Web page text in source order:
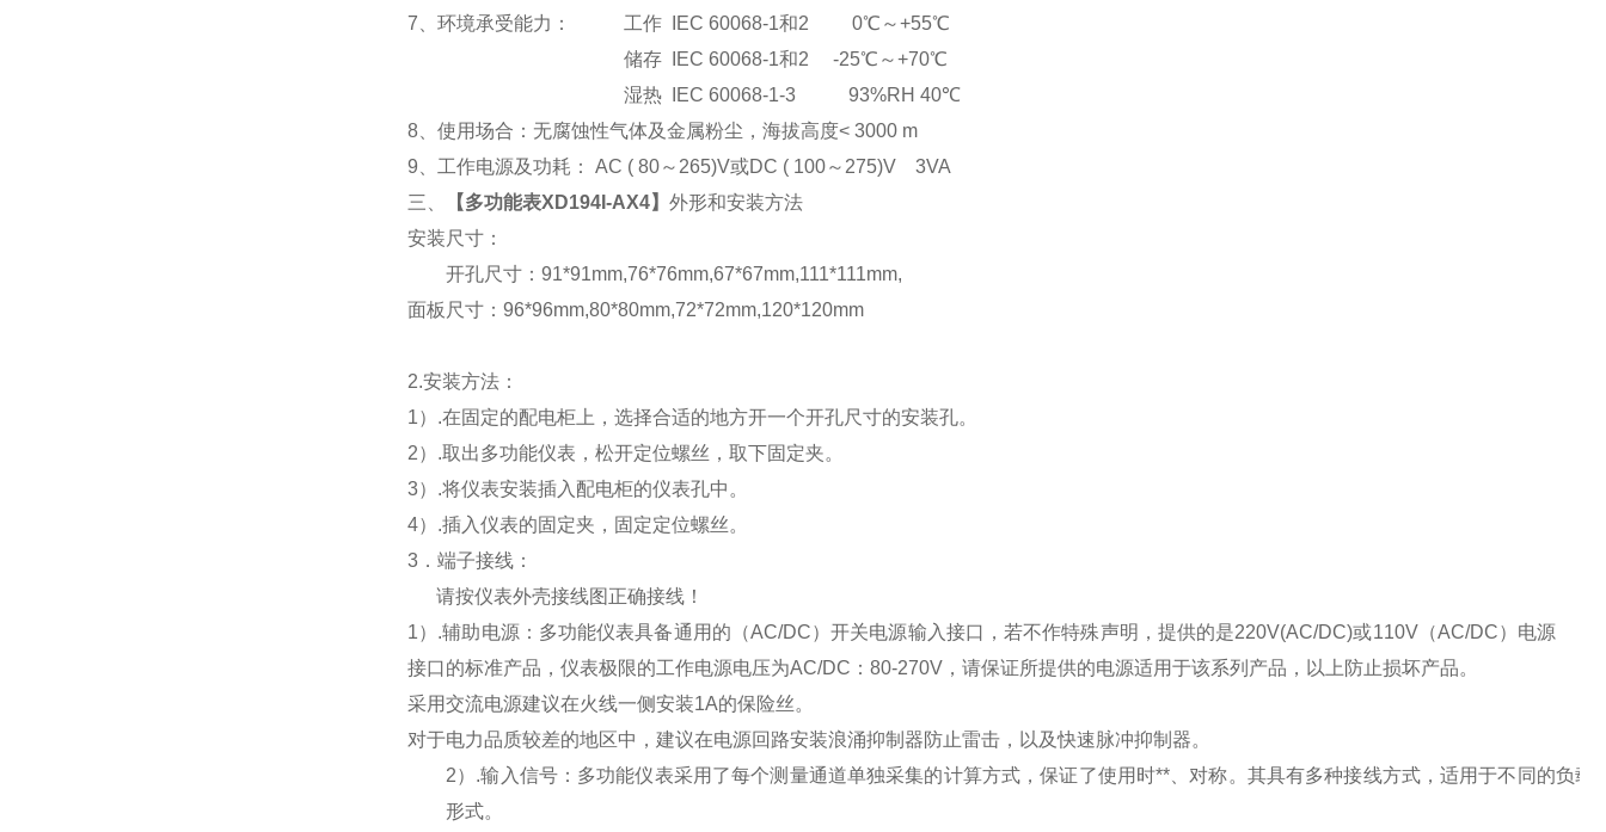
7
环境承受能力： 工作 IEC 60068-1和2 0℃～+55℃
储存 IEC 60068-1和2 -25℃～+70℃
湿热 IEC 60068-1-3 93%RH 40℃
8 、使用场合：无腐蚀性气体及金属粉尘，海拔高度< 3000 m
9 、工作电源及功耗： AC ( 80～265)V或DC ( 100～275)V 3VA
三、
【多功能表XD194I-AX4】 外形和安装方法
安装尺寸：
开孔尺寸：91*91mm,76*76mm,67*67mm,111*111mm,
面板尺寸：96*96mm,80*80mm,72*72mm,120*120mm
2.安装方法：
1）.在固定的配电柜上，选择合适的地方开一个开孔尺寸的安装孔。
2）.取出多功能仪表，松开定位螺丝，取下固定夹。
3）.将仪表安装插入配电柜的仪表孔中。
4）.插入仪表的固定夹，固定定位螺丝。
3 ．端子接线：
请按仪表外壳接线图正确接线！
1） .辅助电源：多功能仪表具备通用的（AC/DC）开关电源输入接口，若不作特殊声明，提供的是220V(AC/DC)或110V（AC/DC）电源
接口的标准产品，仪表极限的工作电源电压为AC/DC ： 80-270V ，请保证所提供的电源适用于该系列产品，以上防止损坏产品。
采用交流电源建议在火线一侧安装1A的保险丝。
对于电力品质较差的地区中，建议在电源回路安装浪涌抑制器防止雷击，以及快速脉冲抑制器。
2） .输入信号：多功能仪表采用了每个测量通道单独采集的计算方式，保证了使用时**、对称。其具有多种接线方式，适用于不同的负载
形式。